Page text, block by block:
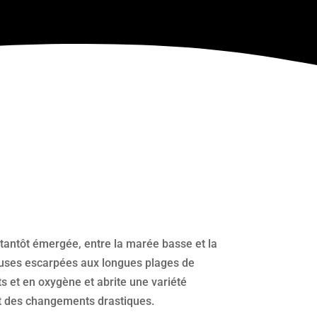
émergée, entre la marée basse et la
escarpées aux longues plages de
et en oxygène et abrite une variété
changements drastiques.